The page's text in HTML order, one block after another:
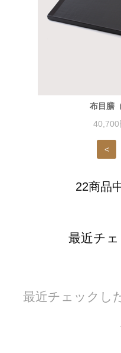
布目膳
40,700
<
22商品
最近チ
最近チェックし